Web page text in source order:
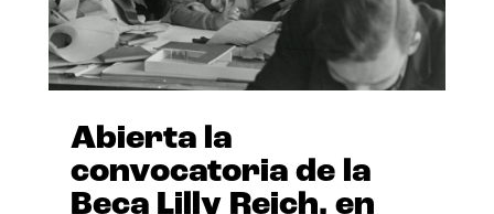
Abierta la
convocatoria de la
Beca Lilly Reich, en